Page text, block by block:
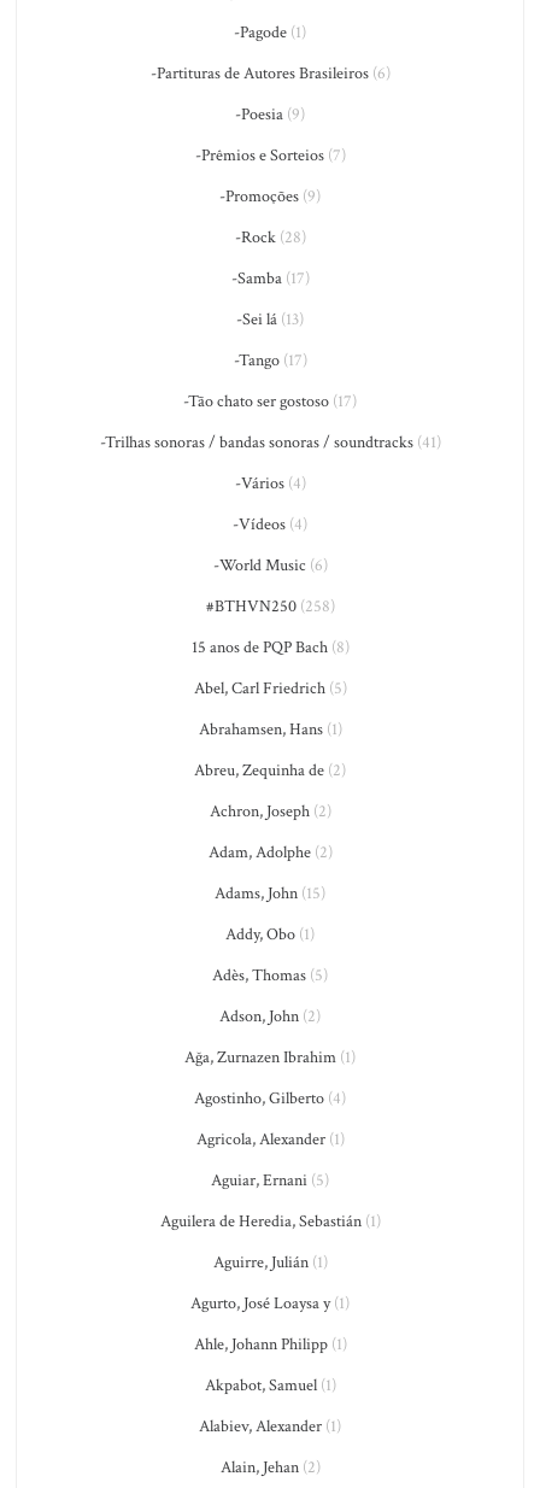
-Pagode (1)
-Partituras de Autores Brasileiros(6)
-Poesia (9)
-Prêmios e Sorteios(7)
-Promoções (9)
-Rock(28)
-Samba(17)
-Sei lá (13)
-Tango(17)
-Tão chato ser gostoso (17)
-Trilhas sonoras / bandas sonoras / soundtracks(41)
-Vários(4)
-Vídeos (4)
-World Music (6)
#BTHVN250(258)
15 anos de PQP Bach(8)
Abel, Carl Friedrich(5)
Abrahamsen, Hans(1)
Abreu, Zequinha de (2)
Achron, Joseph(2)
Adam, Adolphe(2)
Adams, John (15)
Addy, Obo (1)
Adès, Thomas (5)
Adson, John (2)
Ağa, Zurnazen Ibrahim (1)
Agostinho, Gilberto (4)
Agricola, Alexander(1)
Aguiar, Ernani (5)
Aguilera de Heredia, Sebastián(1)
Aguirre, Julián(1)
Agurto, José Loaysa y(1)
Ahle, Johann Philipp(1)
Akpabot, Samuel(1)
Alabiev, Alexander (1)
Alain, Jehan(2)